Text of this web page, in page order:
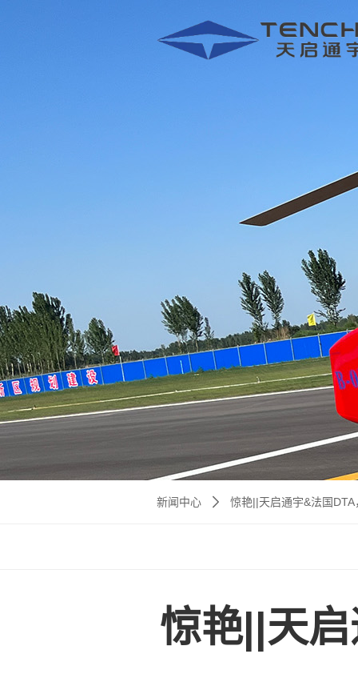
新闻中心 惊艳||天启通宇&法国
惊艳||天